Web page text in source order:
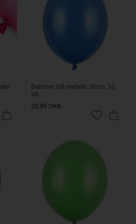
Balloner blå metallic 30cm, 10
stk.
20,95 DKK